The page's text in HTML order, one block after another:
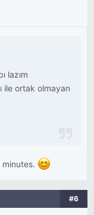
lazım
ile ortak olmayan
minutes.
#6